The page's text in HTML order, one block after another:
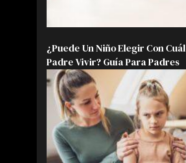
¿Puede Un Niño Elegir Con Cuál
Padre Vivir? Guía Para Padres